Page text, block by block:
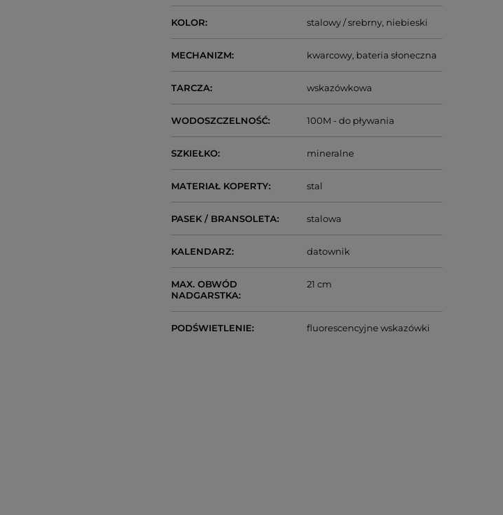
KOLOR stalowy / srebrny niebieski
MECHANIZM kwarcowy bateria słoneczna
TARCZA wskazówkowa
WODOSZCZELNOŚĆ 100M - do pływania
SZKIEŁKO mineralne
MATERIAŁ KOPERTY stal
PASEK / BRANSOLETA stalowa
KALENDARZ datownik
MAX. OBWÓD
NADGARSTKA
21 cm
PODŚWIETLENIE fluorescencyjne wskazówki